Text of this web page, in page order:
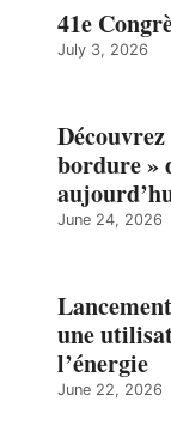
41e
July 3, 2026
bordure »
June 24, 2026
une
l’énergie
June 22, 2026